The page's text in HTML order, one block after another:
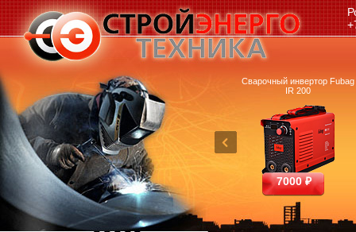
аппарат Ресанта
САИПА-200 ММА
25390 ₽
Машина термической резки
FUBAG INCUT10
460700 ₽
Сварочный инвертор Fubag
IR 200
7000 ₽